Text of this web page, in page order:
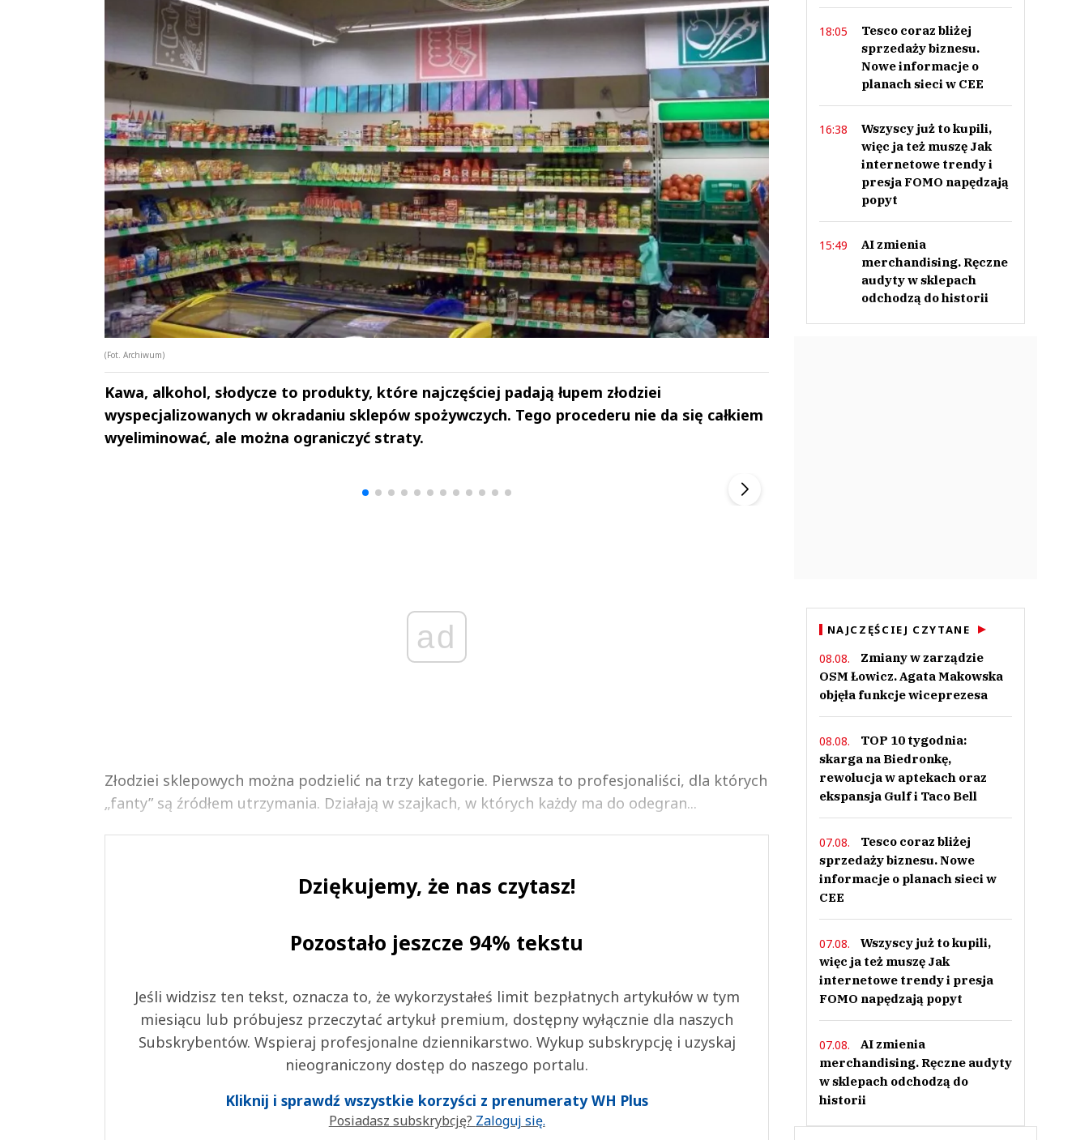
(Fot. Archiwum)
Kawa, alkohol, słodycze to produkty, które najczęściej padają łupem złodziei
wyspecjalizowanych w okradaniu sklepów spożywczych. Tego procederu nie da się całkiem
wyeliminować, ale można ograniczyć straty.
ad
Złodziei sklepowych można podzielić na trzy kategorie. Pierwsza to profesjonaliści, dla których
„fanty” są źródłem utrzymania. Działają w szajkach, w których każdy ma do odegran...
Dziękujemy, że nas czytasz!
Pozostało jeszcze 94% tekstu
Jeśli widzisz ten tekst, oznacza to, że wykorzystałeś limit bezpłatnych artykułów w tym
miesiącu lub próbujesz przeczytać artykuł premium, dostępny wyłącznie dla naszych
Subskrybentów. Wspieraj profesjonalne dziennikarstwo. Wykup subskrypcję i uzyskaj
nieograniczony dostęp do naszego portalu.
Kliknij i sprawdź wszystkie korzyści z prenumeraty WH Plus
Posiadasz subskrybcję? Zaloguj się.
Andrzej i Marta
Marta i Andrzej
18:05
Tesco coraz bliżej
sprzedaży biznesu.
Nowe informacje o
planach sieci w CEE
16:38
Wszyscy już to kupili,
więc ja też muszę Jak
internetowe trendy i
presja FOMO napędzają
popyt
15:49
AI zmienia
merchandising. Ręczne
audyty w sklepach
odchodzą do historii
NAJCZĘŚCIEJ CZYTANE
08.08.
Zmiany w zarządzie
OSM Łowicz. Agata Makowska
objęła funkcje wiceprezesa
08.08.
TOP 10 tygodnia:
skarga na Biedronkę,
rewolucja w aptekach oraz
ekspansja Gulf i Taco Bell
07.08.
Tesco coraz bliżej
sprzedaży biznesu. Nowe
informacje o planach sieci w
CEE
07.08.
Wszyscy już to kupili,
więc ja też muszę Jak
internetowe trendy i presja
FOMO napędzają popyt
07.08.
AI zmienia
merchandising. Ręczne audyty
w sklepach odchodzą do
historii